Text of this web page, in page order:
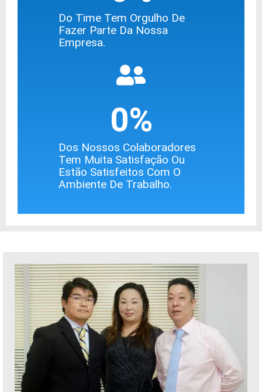
Do Time Tem Orgulho De
Fazer Parte Da Nossa
Empresa.
Dos Nossos Colaboradores
Tem Muita Satisfação Ou
Estão Satisfeitos Com O
Ambiente De Trabalho.
0%